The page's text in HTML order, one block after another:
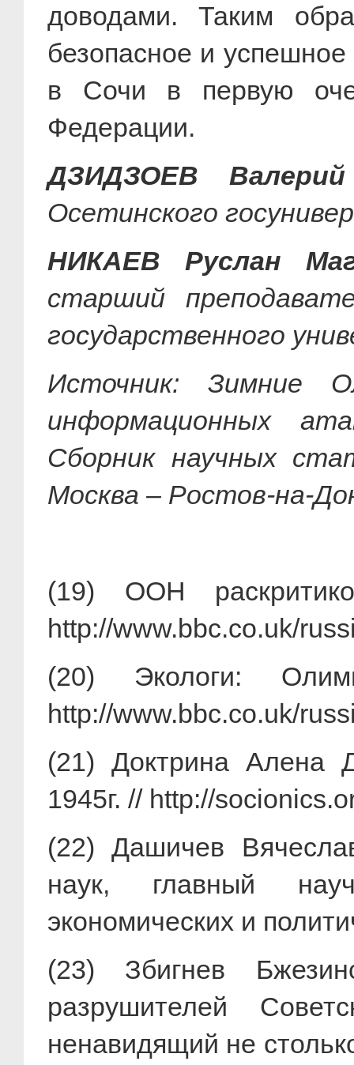
доводами. Таким
безопасное и
в Сочи в первую
Федерации.
ДЗИДЗОЕВ Валерий
Осетинского
НИКАЕВ Руслан
старший
государственного
Источник: Зимние
информационных
Сборник научных
Москва – Ростов-на-
(19) ООН
http://www.bbc.co.uk/
(20) Экологи:
http://www.bbc.co.uk/
(21) Доктрина Алена
1945г. // http://
(22) Дашичев
наук, главный
экономических и
(23) Збигнев
разрушителей
ненавидящий не